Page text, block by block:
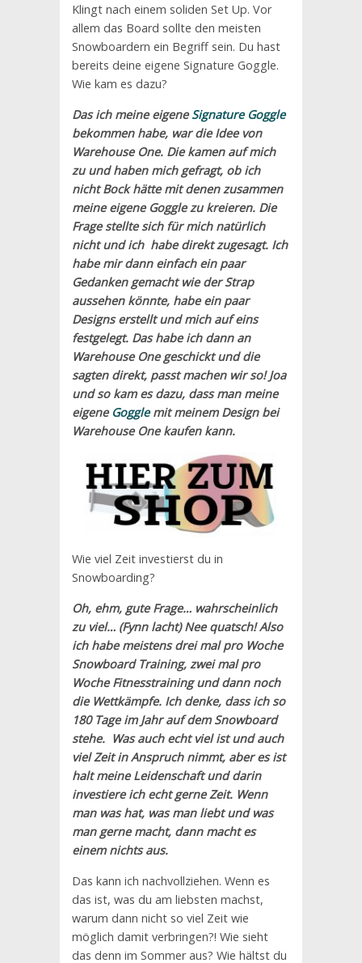
Klingt nach einem soliden Set Up. Vor
allem das Board sollte den meisten
Snowboardern ein Begriff sein. Du hast
bereits deine eigene Signature Goggle.
Wie kam es dazu?
Das ich meine eigeneSignature Goggle
bekommen habe, war die Idee von
Warehouse One. Die kamen auf mich
zu und haben mich gefragt, ob ich
nicht Bock hätte mit denen zusammen
meine eigene Goggle zu kreieren. Die
Frage stellte sich für mich natürlich
nicht und ich habe direkt zugesagt. Ich
habe mir dann einfach ein paar
Gedanken gemacht wie der Strap
aussehen könnte, habe ein paar
Designs erstellt und mich auf eins
festgelegt. Das habe ich dann an
Warehouse One geschickt und die
sagten direkt, passt machen wir so! Joa
und so kam es dazu, dass man meine
eigene Gogglemit meinem Design bei
Warehouse One kaufen kann.
Wie viel Zeit investierst du in
Snowboarding?
Oh, ehm, gute Frage… wahrscheinlich
zu viel… (Fynn lacht) Nee quatsch! Also
ich habe meistens drei mal pro Woche
Snowboard Training, zwei mal pro
Woche Fitnesstraining und dann noch
die Wettkämpfe. Ich denke, dass ich so
180 Tage im Jahr auf dem Snowboard
stehe. Was auch echt viel ist und auch
viel Zeit in Anspruch nimmt, aber es ist
halt meine Leidenschaft und darin
investiere ich echt gerne Zeit. Wenn
man was hat, was man liebt und was
man gerne macht, dann macht es
einem nichts aus.
Das kann ich nachvollziehen. Wenn es
das ist, was du am liebsten machst,
warum dann nicht so viel Zeit wie
möglich damit verbringen?! Wie sieht
das denn im Sommer aus? Wie hältst du